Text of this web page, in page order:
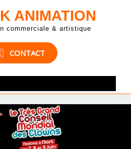
ANIMATION
commerciale & artistique
CONTACT